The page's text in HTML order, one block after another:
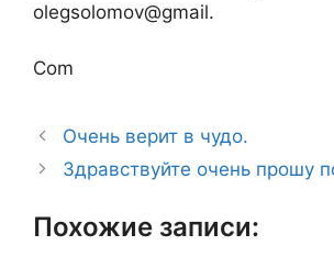
olegsolomov@gmail.
Com
Очень верит в чудо.
Здравствуйте очень прошу
Похожие записи: